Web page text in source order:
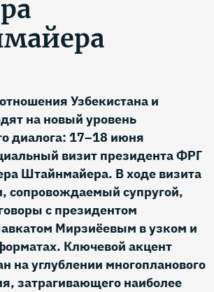
Узбекистана и
на новый уровень
диалога: 17–18 июня
визит президента ФРГ
Штайнмайера. В ходе визита
сопровождаемый супругой,
с президентом
Мирзиёевым в узком и
Ключевой акцент
на углублении многопланового
затрагивающего наиболее